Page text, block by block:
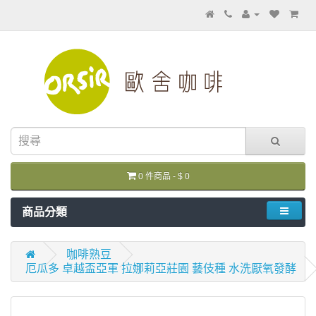
0 件商品 - $ 0
商品分類
咖啡熟豆
厄瓜多 卓越盃亞軍 拉娜莉亞莊園 藝伎種 水洗厭氧發酵